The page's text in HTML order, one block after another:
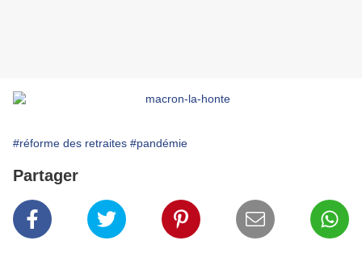
#réforme des retraites #pandémie
Partager